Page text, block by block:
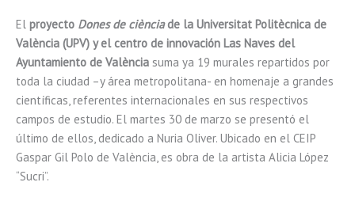
El proyecto Dones de ciènciade la Universitat Politècnica de
València (UPV) y el centro de innovación Las Naves del
Ayuntamiento de València suma ya 19 murales repartidos por
toda la ciudad –y área metropolitana- en homenaje a grandes
científicas, referentes internacionales en sus respectivos
campos de estudio. El martes 30 de marzo se presentó el
último de ellos, dedicado a Nuria Oliver. Ubicado en el CEIP
Gaspar Gil Polo de València, es obra de la artista Alicia López
“Sucri”.